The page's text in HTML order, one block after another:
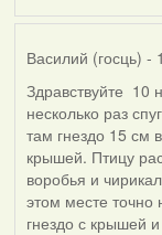
Василий (госць) -
Здравствуйте 10
несколько раз
там гнездо 15 см
крышей. Птицу
воробья и
этом месте точно
гнездо с крышей